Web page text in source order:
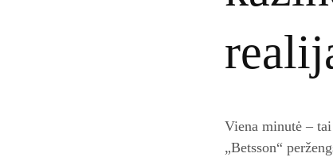
Viena minutė –
„Betsson“